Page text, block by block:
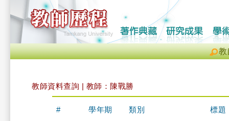
教
教師資料查詢 | 教師：陳戰勝
# 學年期 類別 標題